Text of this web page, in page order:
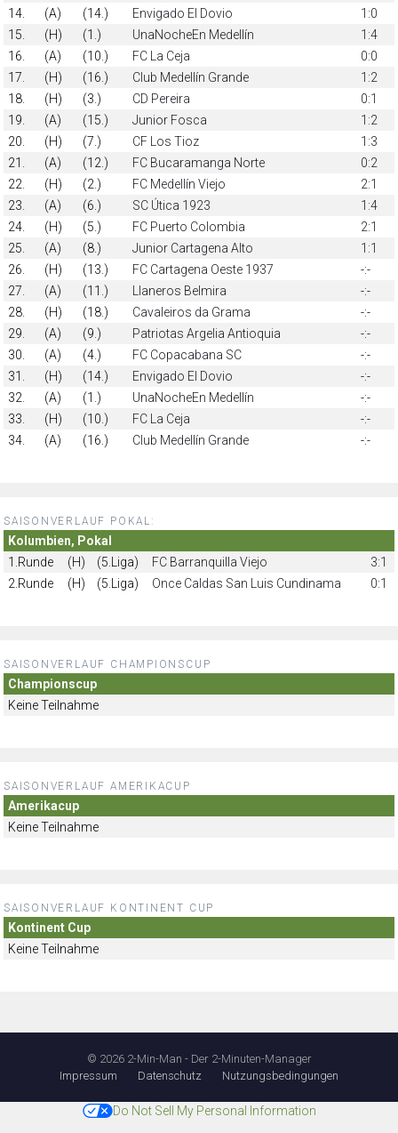
14.
(A) (14.) Envigado El Dovio
1:0
15.
(H) (1.) UnaNocheEn Medellín
1:4
16.
(A) (10.) FC La Ceja
0:0
17.
(H) (16.) Club Medellín Grande
1:2
18.
(H) (3.) CD Pereira
0:1
19.
(A) (15.) Junior Fosca
1:2
20.
(H) (7.) CF Los Tioz
1:3
21.
(A) (12.) FC Bucaramanga Norte
0:2
22.
(H) (2.) FC Medellín Viejo
2:1
23.
(A) (6.) SC Útica 1923
1:4
24.
(H) (5.) FC Puerto Colombia
2:1
25.
(A) (8.) Junior Cartagena Alto
1:1
26.
(H) (13.) FC Cartagena Oeste 1937
-:-
27.
(A) (11.) Llaneros Belmira
-:-
28.
(H) (18.) Cavaleiros da Grama
-:-
29.
(A) (9.) Patriotas Argelia Antioquia
-:-
30.
(A) (4.) FC Copacabana SC
-:-
31.
(H) (14.) Envigado El Dovio
-:-
32.
(A) (1.) UnaNocheEn Medellín
-:-
33.
(H) (10.) FC La Ceja
-:-
34.
(A) (16.) Club Medellín Grande -:-
SAISONVERLAUF POKAL:
Kolumbien, Pokal
1.Runde
(H) (5.Liga) FC Barranquilla Viejo
3:1
2.Runde
(H) (5.Liga) Once Caldas San Luis Cundinama 0:1
SAISONVERLAUF CHAMPIONSCUP
Championscup
Keine Teilnahme
SAISONVERLAUF AMERIKACUP
Amerikacup
Keine Teilnahme
SAISONVERLAUF KONTINENT CUP
Kontinent Cup
Keine Teilnahme
© 2026 2-Min-Man - Der 2-Minuten-Manager
Impressum
Datenschutz Nutzungsbedingungen
Do Not Sell My Personal Information